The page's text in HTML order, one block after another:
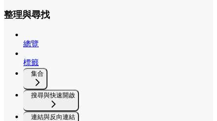
整理與尋找
總覽
標籤
集合
搜尋與快速開啟
連結與反向連結